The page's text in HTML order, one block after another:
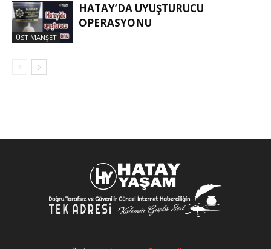
ÜST MANŞET
HATAY’DA UYUŞTURUCU
OPERASYONU